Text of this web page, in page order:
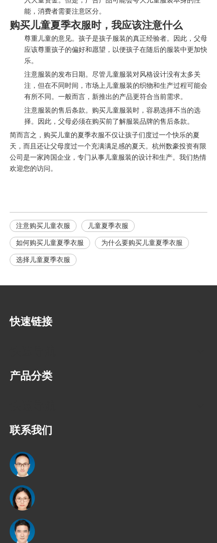
能，消费者需要注意区分。
购买儿童夏季衣服时，我应该注意什么
尊重儿童的意见。孩子是孩子服装的真正经验者。因此，父母
应该尊重孩子的偏好和愿望，以便孩子在随后的服装中更加快
乐。
注意服装的发布日期。尽管儿童服装对风格设计没有太多关
注，但在不同时间，市场上儿童服装的织物和生产过程可能会
有所不同。一般而言，新推出的产品更符合当前需求。
注意服装的售后条款。购买儿童服装时，容易选择不当的选
择。因此，父母必须在购买前了解服装品牌的售后条款。
简而言之，购买儿童的夏季衣服不仅让孩子们度过一个快乐的夏
天，而且还让父母度过一个充满满足感的夏天。杭州数豪投资有限
公司是一家跨国企业，专门从事儿童服装的设计和生产。我们热情
欢迎您的访问。
注意购买儿童衣服
儿童夏季衣服
如何购买儿童夏季衣服
为什么要购买儿童夏季衣服
选择儿童夏季衣服
快速链接
产品分类
联系我们